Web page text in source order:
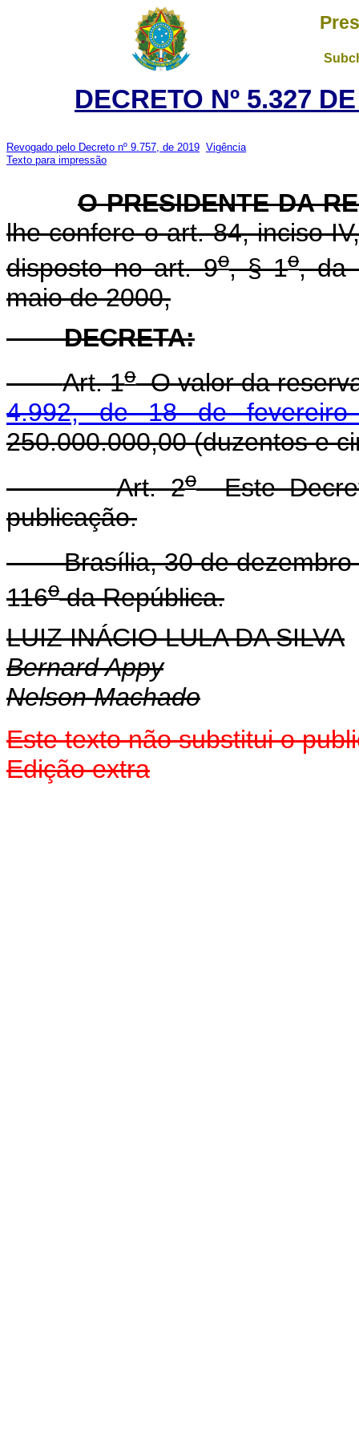
DECRETO Nº 5.327
Revogado pelo Decreto nº 9.757, de 2019 Vigência
Texto para impressão
O PRESIDENTE DA
lhe confere o art. 84, inciso
disposto no art. 9o, § 1o, da
maio de 2000,
DECRETA:
Art. 1oO valor da
4.992, de 18 de
250.000.000,00 (duzentos e
Art. 2oEste
publicação.
Brasília, 30 de dezembro
116oda República.
LUIZ INÁCIO LULA DA SILVA
Bernard Appy
Nelson Machado
Este texto não substitui o
Edição extra